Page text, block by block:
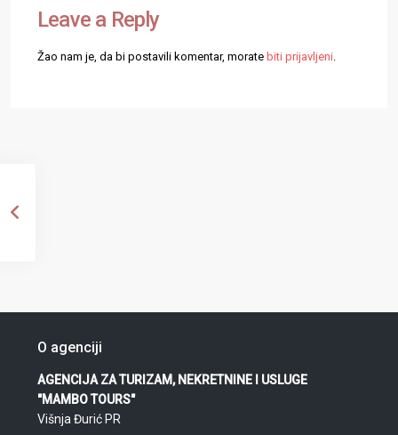
Leave a Reply
Žao nam je, da bi postavili komentar, morate biti prijavljeni.
O agenciji
AGENCIJA ZA TURIZAM, NEKRETNINE I USLUGE
"MAMBO TOURS"
Višnja Đurić PR